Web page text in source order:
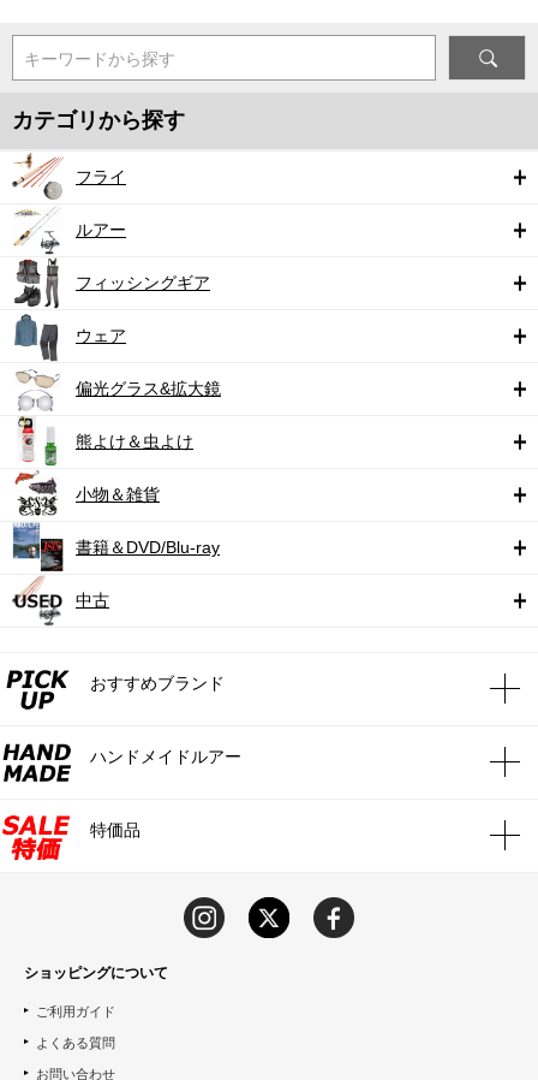
キーワードから探す
カテゴリから探す
フライ
ルアー
フィッシングギア
ウェア
偏光グラス&拡大鏡
熊よけ＆虫よけ
小物＆雑貨
書籍＆DVD/Blu-ray
中古
おすすめブランド
ハンドメイドルアー
特価品
ショッピングについて
ご利用ガイド
よくある質問
お問い合わせ